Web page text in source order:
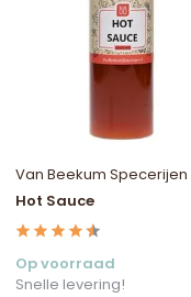
Van Beekum Specerijen
Hot Sauce
Op voorraad
Snelle levering!